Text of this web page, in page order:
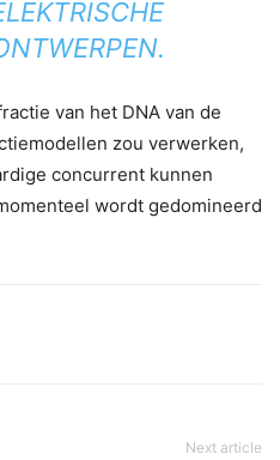
van het DNA van de
zou verwerken,
concurrent kunnen
wordt gedomineerd
Next article